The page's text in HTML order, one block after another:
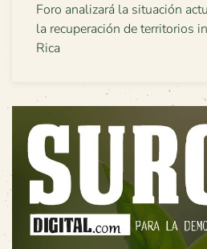
Foro analizará la situación
la recuperación de territorios
Rica